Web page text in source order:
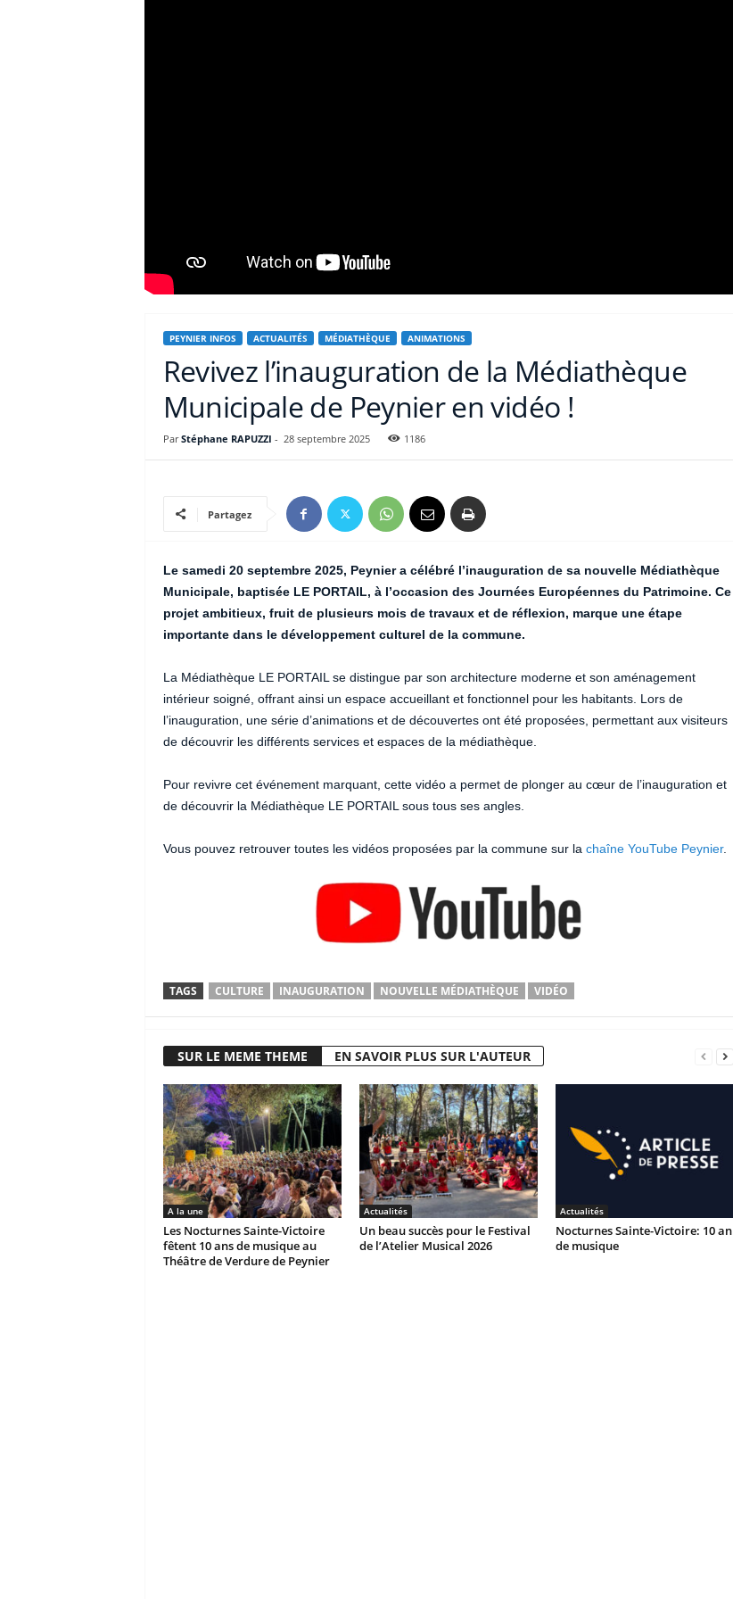
PEYNIER INFOS ACTUALITÉS MÉDIATHÈQUE ANIMATIONS
Revivez l’inauguration de la Médiathèque
Municipale de Peynier en vidéo !
Par Stéphane RAPUZZI - 28 septembre 2025 1186
Partagez
Le samedi 20 septembre 2025, Peynier a célébré l’inauguration de sa nouvelle Médiathèque
Municipale, baptisée LE PORTAIL, à l’occasion des Journées Européennes du Patrimoine. Ce
projet ambitieux, fruit de plusieurs mois de travaux et de réflexion, marque une étape
importante dans le développement culturel de la commune.
La Médiathèque LE PORTAIL se distingue par son architecture moderne et son aménagement
intérieur soigné, offrant ainsi un espace accueillant et fonctionnel pour les habitants. Lors de
l’inauguration, une série d’animations et de découvertes ont été proposées, permettant aux visiteurs
de découvrir les différents services et espaces de la médiathèque.
Pour revivre cet événement marquant, cette vidéo a permet de plonger au cœur de l’inauguration et
de découvrir la Médiathèque LE PORTAIL sous tous ses angles.
Vous pouvez retrouver toutes les vidéos proposées par la commune sur la chaîne YouTube Peynier.
TAGS CULTURE INAUGURATION NOUVELLE MÉDIATHÈQUE VIDÉO
SUR LE MEME THEME EN SAVOIR PLUS SUR L'AUTEUR
A la une
Les Nocturnes Sainte-Victoire
fêtent 10 ans de musique au
Théâtre de Verdure de Peynier
Actualités
Un beau succès pour le Festival
de l’Atelier Musical 2026
Actualités
Nocturnes Sainte-Victoire: 10 an
de musique